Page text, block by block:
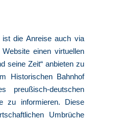
die Anreise auch via
einen virtuellen
seine Zeit“ anbieten zu
Historischen Bahnhof
deutschen
zu informieren. Diese
Umbrüche